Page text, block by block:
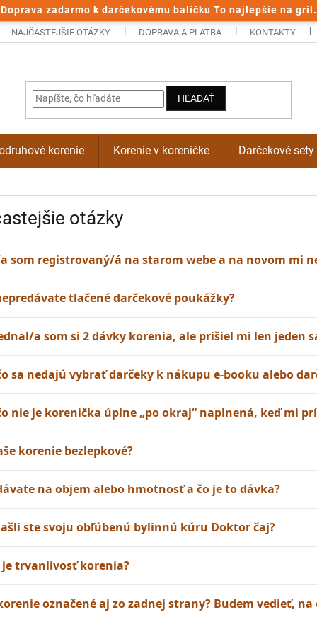
Doprava zadarmo k darčekovému balíčku To najlepšie na gril.
NAJČASTEJŠIE OTÁZKY DOPRAVA A PLATBA KONTAKTY
HĽADAŤ
korenie Korenie v koreničke Darčekové sety
otázky
som registrovaný/á na starom webe a na novom mi
tlačené darčekové poukážky?
a som si 2 dávky korenia, ale prišiel mi len jeden
sa nedajú vybrať darčeky k nákupu e-booku alebo
nie je korenička úplne „po okraj“ naplnená, keď mi
korenie bezlepkové?
na objem alebo hmotnosť a čo je to dávka?
ste svoju obľúbenú bylinnú kúru Doktor čaj?
je trvanlivosť korenia?
označené aj zo zadnej strany? Budem vedieť,